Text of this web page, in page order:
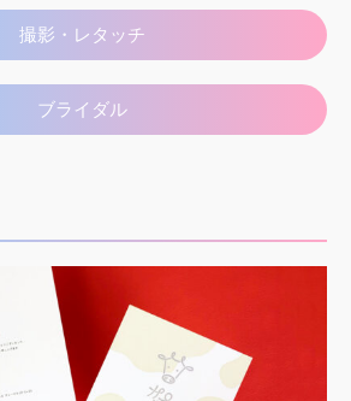
撮影・レタッチ
ブライダル